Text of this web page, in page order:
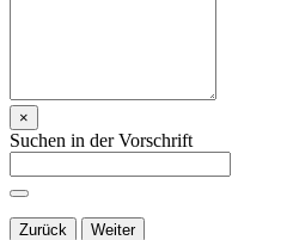
×
Suchen in der Vorschrift
Zurück Weiter